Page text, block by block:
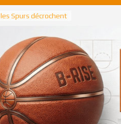
Spurs décrochent
Bucks et Giannis
le Greek
: son premier
points en NBA, le
face aux Spurs
en 2002 :
sacré Rookie de